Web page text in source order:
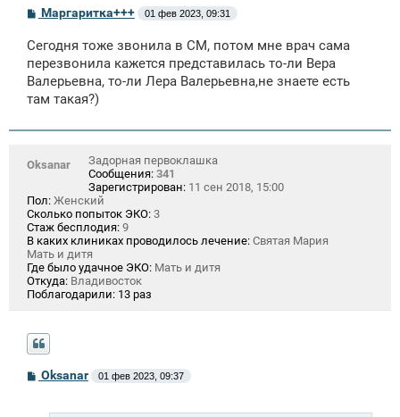
С
б
щ
н
и
Маргаритка+++ 01 фев 2023, 09:31
Сегодня тоже звонила в СМ, потом мне врач сама
перезвонила кажется представилась то-ли Вера
Валерьевна, то-ли Лера Валерьевна,не знаете есть
там такая?)
Oksanar
Задорная первоклашка
Сообщения: 341
Зарегистрирован: 11 сен 2018, 15:00
Пол: Женский
Сколько попыток ЭКО: 3
Стаж бесплодия: 9
В каких клиниках проводилось лечение: Святая Мария
Мать и дитя
Где было удачное ЭКО: Мать и дитя
Откуда: Владивосток
Поблагодарили: 13 раз
СOksanar 01 фев 2023, 09:37